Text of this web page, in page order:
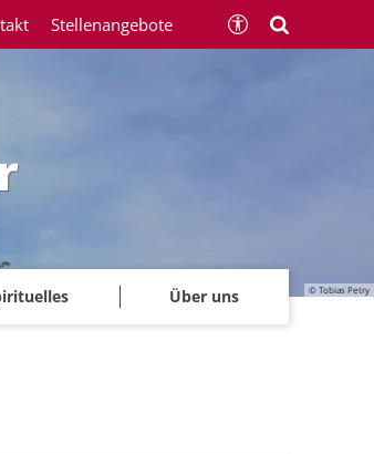
© Tobias Petry
Über uns
Stellenangebote